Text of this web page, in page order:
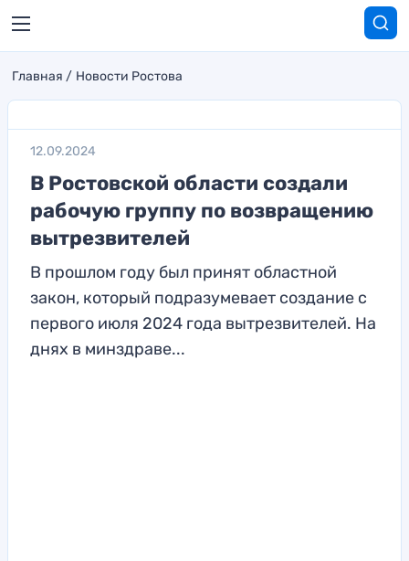
Главная Новости Ростова
12.09.2024
В Ростовской области создали
рабочую группу по возвращению
вытрезвителей
В прошлом году был принят областной
закон, который подразумевает создание с
первого июля 2024 года вытрезвителей. На
днях в минздраве...